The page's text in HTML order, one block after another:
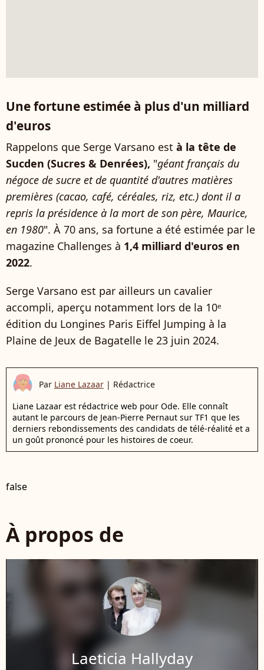
Une fortune estimée à plus d'un milliard
d'euros
Rappelons que Serge Varsano est à la tête de
Sucden (Sucres & Denrées), "géant français du
négoce de sucre et de quantité d'autres matières
premières (cacao, café, céréales, riz, etc.) dont il a
repris la présidence à la mort de son père, Maurice,
en 1980". À 70 ans, sa fortune a été estimée par le
magazine Challenges à 1,4 milliard d'euros en
2022.
Serge Varsano est par ailleurs un cavalier
accompli, aperçu notamment lors de la 10ᵉ
édition du Longines Paris Eiffel Jumping à la
Plaine de Jeux de Bagatelle le 23 juin 2024.
Par Liane Lazaar | Rédactrice
Liane Lazaar est rédactrice web pour Ode. Elle connaît
autant le parcours de Jean-Pierre Pernaut sur TF1 que les
derniers rebondissements des candidats de télé-réalité et a
un goût prononcé pour les histoires de coeur.
false
À propos de
Laeticia Hallyday